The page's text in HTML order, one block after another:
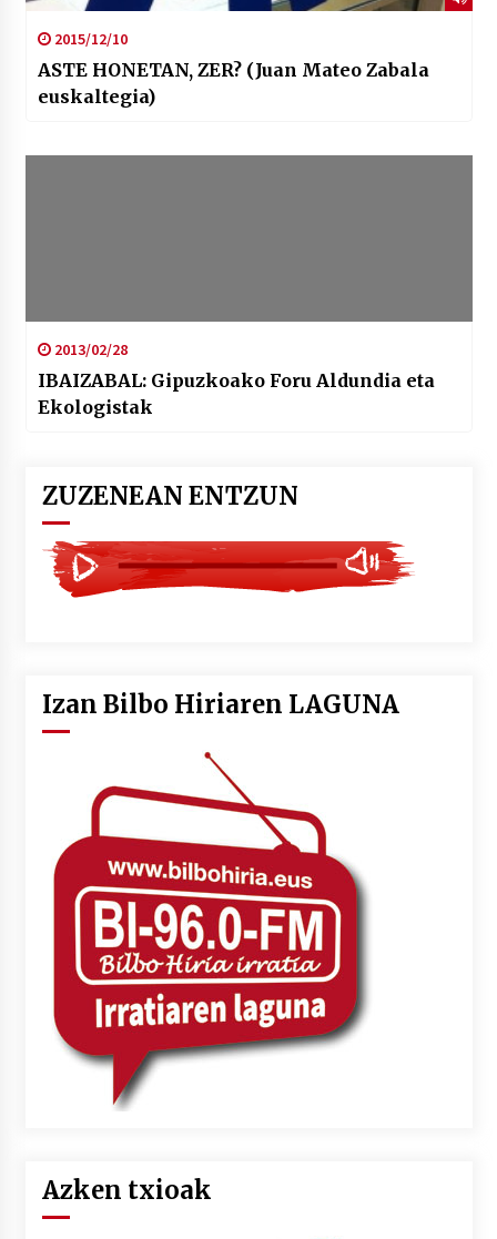
2015/12/10
ASTE HONETAN, ZER? (Juan Mateo Zabala
euskaltegia)
2013/02/28
IBAIZABAL: Gipuzkoako Foru Aldundia eta
Ekologistak
ZUZENEAN ENTZUN
Izan Bilbo Hiriaren LAGUNA
Azken txioak